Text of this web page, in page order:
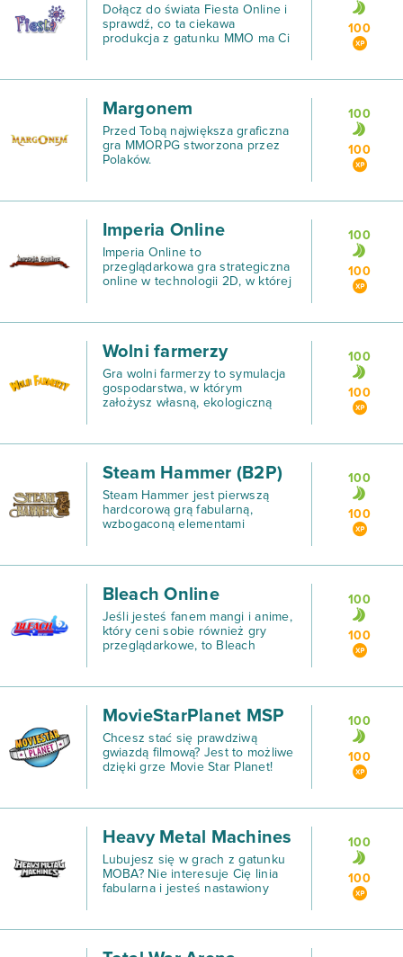
Dołącz do świata Fiesta Online i
sprawdź, co ta ciekawa
produkcja z gatunku MMO ma Ci
100
Margonem
Przed Tobą największa graficzna
gra MMORPG stworzona przez
Polaków.
100
100
Imperia Online
Imperia Online to
przeglądarkowa gra strategiczna
online w technologii 2D, w której
wynalezieniem prochu
100
100
Wolni farmerzy
Gra wolni farmerzy to symulacja
gospodarstwa, w którym
założysz własną, ekologiczną
100
100
Steam Hammer (B2P)
Steam Hammer jest pierwszą
hardcorową grą fabularną,
wzbogaconą elementami
100
100
Bleach Online
Jeśli jesteś fanem mangi i anime,
który ceni sobie również gry
przeglądarkowe, to Bleach
100
100
MovieStarPlanet MSP
Chcesz stać się prawdziwą
gwiazdą filmową? Jest to możliwe
dzięki grze Movie Star Planet!
100
100
Heavy Metal Machines
Lubujesz się w grach z gatunku
MOBA? Nie interesuje Cię linia
fabularna i jesteś nastawiony
powinieneś pobrać Heavy Metal
100
100